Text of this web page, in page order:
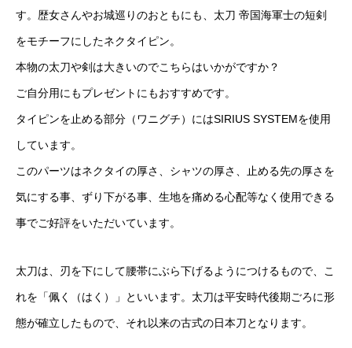
す。歴女さんやお城巡りのおともにも、太刀 帝国海軍士の短剣
をモチーフにしたネクタイピン。
本物の太刀や剣は大きいのでこちらはいかがですか？
ご自分用にもプレゼントにもおすすめです。
タイピンを止める部分（ワニグチ）にはSIRIUS SYSTEMを使用
しています。
このパーツはネクタイの厚さ、シャツの厚さ、止める先の厚さを
気にする事、ずり下がる事、生地を痛める心配等なく使用できる
事でご好評をいただいています。
太刀は、刃を下にして腰帯にぶら下げるようにつけるもので、こ
れを「佩く（はく）」といいます。太刀は平安時代後期ごろに形
態が確立したもので、それ以来の古式の日本刀となります。